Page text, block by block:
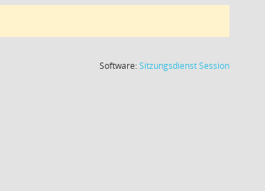
Software:SitzungsdienstSession(Wird in